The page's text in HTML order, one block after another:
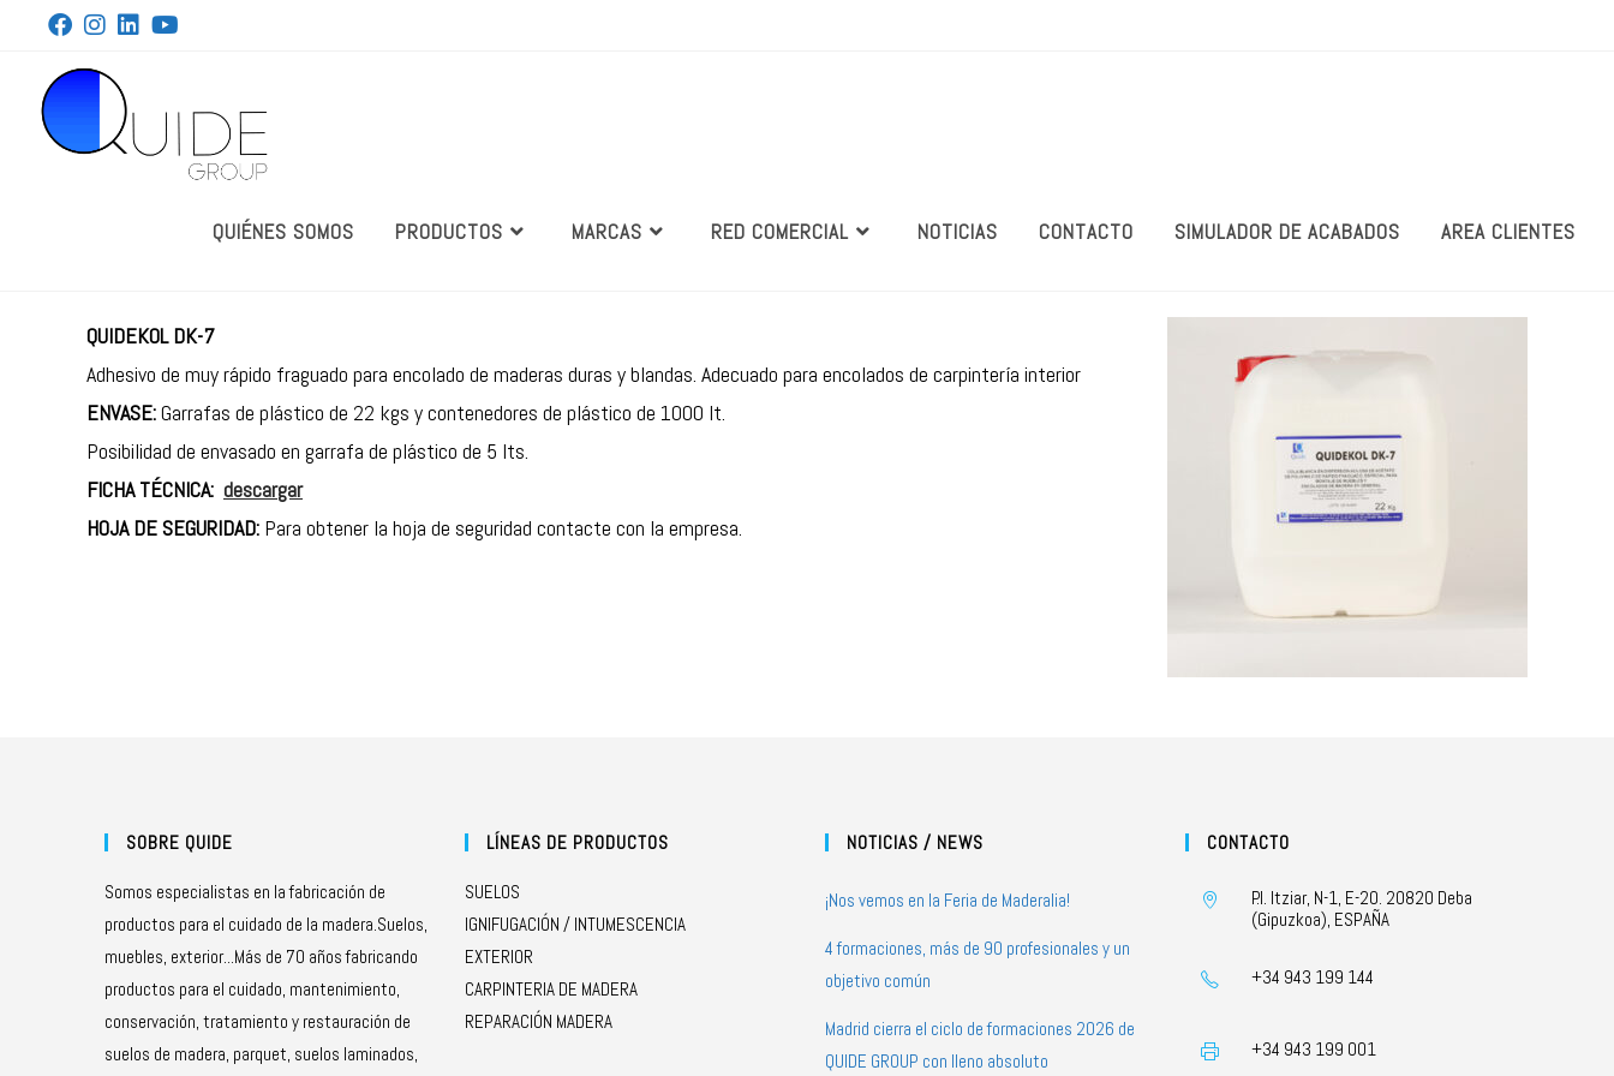
QUIÉNES SOMOS PRODUCTOS MARCAS RED COMERCIAL NOTICIAS CONTACTO SIMULADOR DE ACABADOS AREA CLIENTES
QUIDEKOL DK-7
Adhesivo de muy rápido fraguado para encolado de maderas duras y blandas. Adecuado para encolados de carpintería interior
ENVASE:Garrafas de plástico de 22 kgs y contenedores de plástico de 1000 lt.
Posibilidad de envasado en garrafa de plástico de 5 lts.
FICHA TÉCNICA: descargar
HOJA DE SEGURIDAD: Para obtener la hoja de seguridad contacte con la empresa.
SOBRE QUIDE
Somos especialistas en la fabricación de
productos para el cuidado de la madera.Suelos,
muebles, exterior...Más de 70 años fabricando
productos para el cuidado, mantenimiento,
conservación, tratamiento y restauración de
suelos de madera, parquet, suelos laminados,
LÍNEAS DE PRODUCTOS
SUELOS
IGNIFUGACIÓN / INTUMESCENCIA
EXTERIOR
CARPINTERIA DE MADERA
REPARACIÓN MADERA
NOTICIAS / NEWS
¡Nos vemos en la Feria de Maderalia!
4 formaciones, más de 90 profesionales y un
objetivo común
Madrid cierra el ciclo de formaciones 2026 de
QUIDE GROUP con lleno absoluto
CONTACTO
P.I. Itziar, N-1, E-20. 20820 Deba
(Gipuzkoa), ESPAÑA
+34 943 199 144
+34 943 199 001